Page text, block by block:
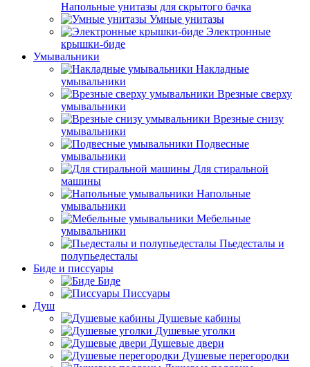
Напольные унитазы для скрытого бачка
Умные унитазы
Электронные
крышки-биде
Умывальники
Накладные
умывальники
Врезные сверху
умывальники
Врезные снизу
умывальники
Подвесные
умывальники
Для стиральной
машины
Напольные
умывальники
Мебельные
умывальники
Пьедесталы и
полупьедесталы
Биде и писсуары
Биде
Писсуары
Душ
Душевые кабины
Душевые уголки
Душевые двери
Душевые перегородки